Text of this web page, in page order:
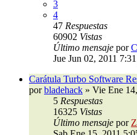
3
4
47 Respuestas
60902 Vistas
Último mensaje por
Jue Jun 02, 2011
Carátula Turbo Software
porbladehack » Vie Ene
5 Respuestas
16325 Vistas
Último mensaje por